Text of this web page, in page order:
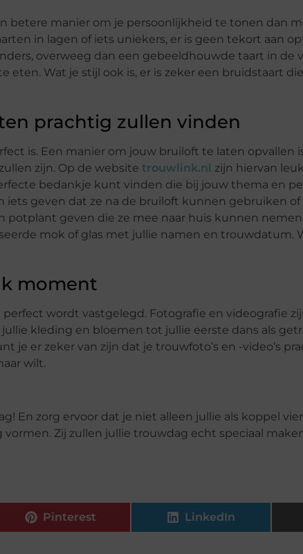
betere manier om je persoonlijkheid te tonen dan
in lagen of iets uniekers, er is geen tekort aan
overweeg dan een gebeeldhouwde taart in de
eten. Wat je stijl ook is, er is zeker een bruidstaart
prachtig zullen vinden
is. Een manier om jouw bruiloft te laten opvallen
zijn. Op de website trouwlink.nl zijn hiervan
bedankje kunt vinden die bij jouw thema en
geven dat ze na de bruiloft kunnen gebruiken of
geven die ze mee naar huis kunnen nemen
mok of glas met jullie namen en trouwdatum.
moment
wordt vastgelegd. Fotografie en videografie
kleding en bloemen tot jullie eerste dans als
je er zeker van zijn dat je trouwfoto’s en -video’s
wilt.
En zorg ervoor dat je niet alleen jullie als koppel
Zij zullen jullie trouwdag echt speciaal
Pinterest LinkedIn